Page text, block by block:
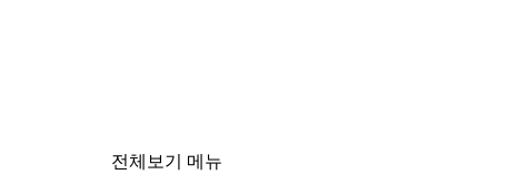
전체보기 메뉴